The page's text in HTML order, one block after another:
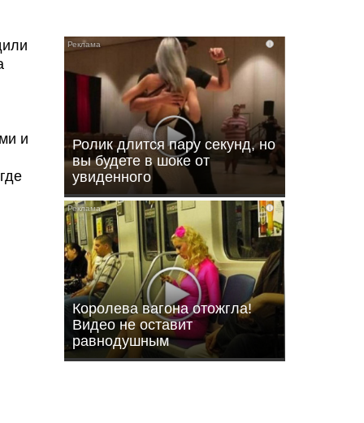
и
i
Ролик длится пару секунд, но
вы будете в шоке от
увиденного
i
Королева вагона отожгла!
Видео не оставит
равнодушным